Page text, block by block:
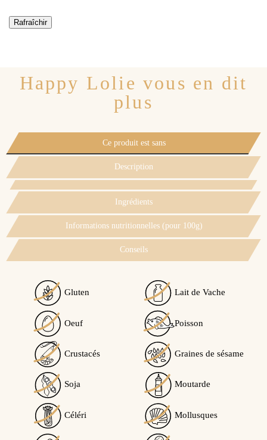
Happy Lolie vous en dit
plus
Ce produit est sans
Description
Ingrédients
Informations nutritionnelles (pour 100g)
Conseils
Gluten Lait de Vache
Oeuf Poisson
Crustacés Graines de sésame
Soja Moutarde
Céléri Mollusques